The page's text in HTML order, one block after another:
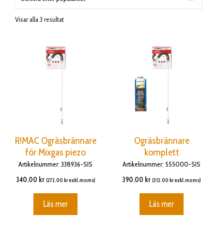
Visar alla 3 resultatSortera
R!MAC Ogräsbrännare
för Mixgas piezo
Artikelnummer: 338936-SIS
340.00 kr (272.00 krexkl.moms)
Läs mer
Ogräsbrännare
komplett
Artikelnummer: 555000-SIS
390.00 kr (312.00 krexkl.moms)
Läs mer